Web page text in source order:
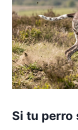
Si tu perro